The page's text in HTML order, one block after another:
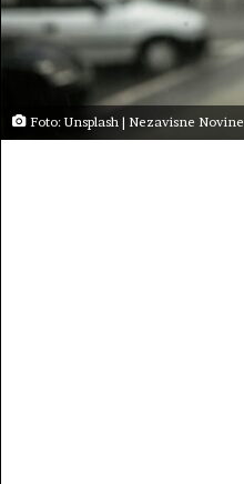
Foto: Unsplash | Nezavisne Novine